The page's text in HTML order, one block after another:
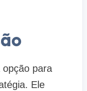
para
Ele